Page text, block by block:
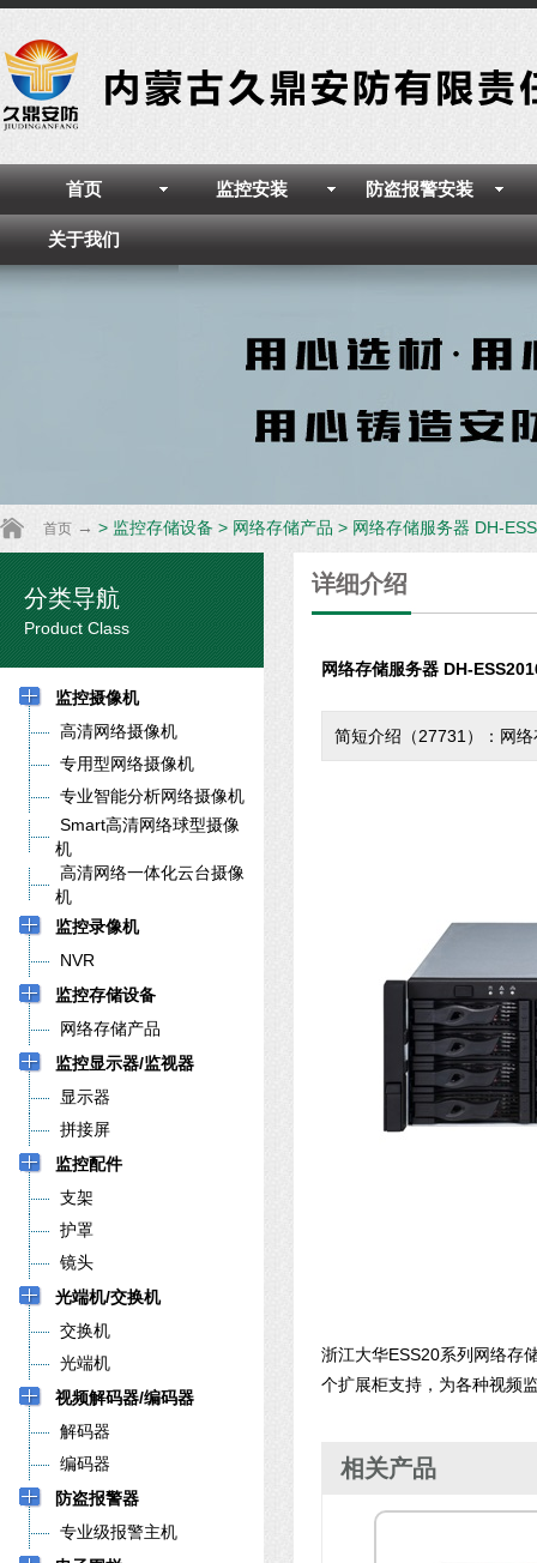
首页 监控安装 防盗报警安装
关于我们
首页 → > 监控存储设备 > 网络存储产品 > 网络存储服务器 DH-
分类导航
Product Class
监控摄像机
高清网络摄像机
专用型网络摄像机
专业智能分析网络摄像机
Smart高清网络球型摄像
机
高清网络一体化云台摄像
机
监控录像机
NVR
监控存储设备
网络存储产品
监控显示器/监视器
显示器
拼接屏
监控配件
支架
护罩
镜头
光端机/交换机
交换机
光端机
视频解码器/编码器
解码器
编码器
防盗报警器
专业级报警主机
详细介绍
网络存储服务器 DH-
简短介绍（27731）：网
浙江大华ESS20系列网络存
个扩展柜支持，为各种视频
相关产品